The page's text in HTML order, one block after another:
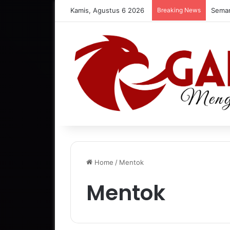
Kamis, Agustus 6 2026 Breaking News
Home / Mentok
Mentok